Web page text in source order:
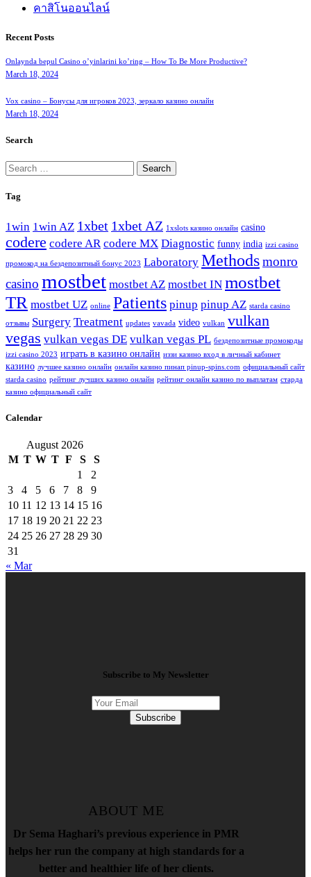
คาสิโนออนไลน์
Recent Posts
Onlaynda bepul Casino o’yinlarini ko’ring – How To Be More Productive?
March 18, 2024
Vox casino – Бонусы для игроков 2023, зеркало казино онлайн
March 18, 2024
Search
Search
for:
Tag
1win 1win AZ 1xbet 1xbet AZ 1xslots казино онлайн casino
codere codere AR codere MX Diagnostic funny india izzi casino
промокод на бездепозитный бонус 2023 Laboratory Methodsmonro
casino mostbet mostbet AZ mostbet IN mostbet
TR mostbet UZ online Patients pinup pinup AZ starda casino
отзывы Surgery Treatment updates vavada video vulkan vulkan
vegas vulkan vegas DE vulkan vegas PL бездепозитные промокоды
izzi casino 2023 играть в казино онлайн иззи казино вход в личный кабинет
казино лучшее казино онлайн онлайн казино пинап pinup-spins.com официальный сайт
starda casino рейтинг лучших казино онлайн рейтинг онлайн казино по выплатам старда
казино официальный сайт
Calendar
August 2026
M T W T F S
S
1
2
3
4 5 6 7 8
9
10 11 12 13 14 15 16
17 18 19 20 21 22 23
24 25 26 27 28 29 30
31
« Mar
Subscribe to My Newsletter
Subscribe
ABOUT ME
Dr Sema Haghari’s previous experience in PMR
helps her run the company at high standards for a
better and healthier life of her clients.